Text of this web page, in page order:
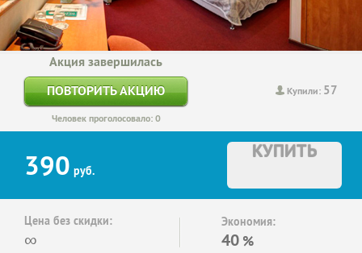
Купили: 57
Акция завершилась
ПОВТОРИТЬ АКЦИЮ
Человек проголосовало: 0
390 руб.
КУПИТЬ
Цена без скидки:
∞
Экономия:
40 %